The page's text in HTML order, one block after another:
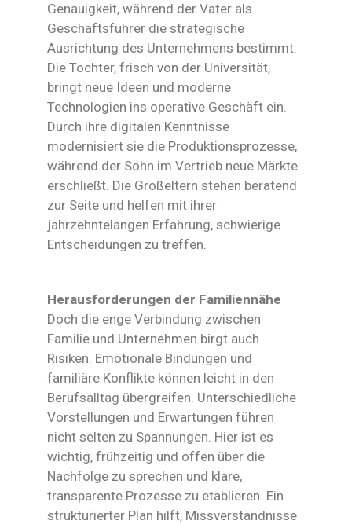
Genauigkeit, während der Vater als
Geschäftsführer die strategische
Ausrichtung des Unternehmens bestimmt.
Die Tochter, frisch von der Universität,
bringt neue Ideen und moderne
Technologien ins operative Geschäft ein.
Durch ihre digitalen Kenntnisse
modernisiert sie die Produktionsprozesse,
während der Sohn im Vertrieb neue Märkte
erschließt. Die Großeltern stehen beratend
zur Seite und helfen mit ihrer
jahrzehntelangen Erfahrung, schwierige
Entscheidungen zu treffen.
Herausforderungen der Familiennähe
Doch die enge Verbindung zwischen
Familie und Unternehmen birgt auch
Risiken. Emotionale Bindungen und
familiäre Konflikte können leicht in den
Berufsalltag übergreifen. Unterschiedliche
Vorstellungen und Erwartungen führen
nicht selten zu Spannungen. Hier ist es
wichtig, frühzeitig und offen über die
Nachfolge zu sprechen und klare,
transparente Prozesse zu etablieren. Ein
strukturierter Plan hilft, Missverständnisse